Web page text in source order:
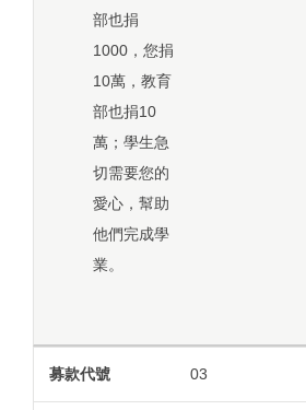
部也捐
1000，您捐
10萬，教育
部也捐10
萬；學生急
切需要您的
愛心，幫助
他們完成學
業。
03